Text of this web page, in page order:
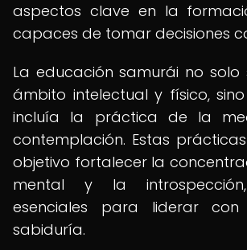
aspectos clave en la
capaces de tomar decisiones
La educación samurái no
ámbito intelectual y físico,
incluía la práctica de la
contemplación. Estas
objetivo fortalecer la
mental y la
esenciales para liderar
sabiduría.